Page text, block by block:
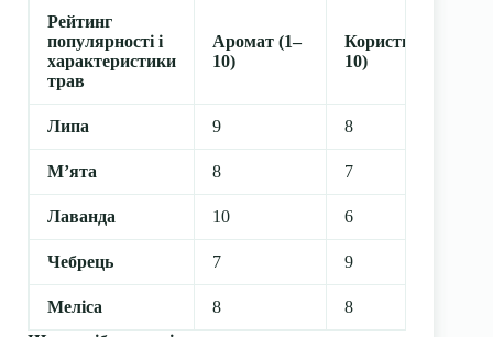
Рейтинг
популярності і
характеристики
трав
Аромат (1–
10)
Користь (1–
10)
Липа 9 8
М’ята 8 7
Лаванда 10 6
Чебрець 7 9
Меліса 8 8